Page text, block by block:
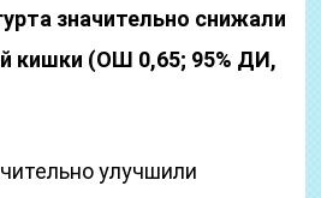
значительно снижали
кишки (ОШ 0,65; 95% ДИ,
улучшили